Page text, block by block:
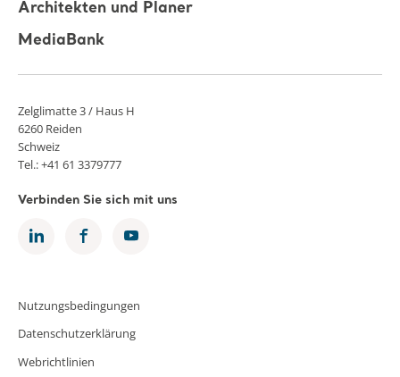
Architekten und Planer
MediaBank
Zelglimatte 3 / Haus H
6260 Reiden
Schweiz
Tel.: +41 61 3379777
Verbinden Sie sich mit uns
Nutzungsbedingungen
Datenschutzerklärung
Webrichtlinien